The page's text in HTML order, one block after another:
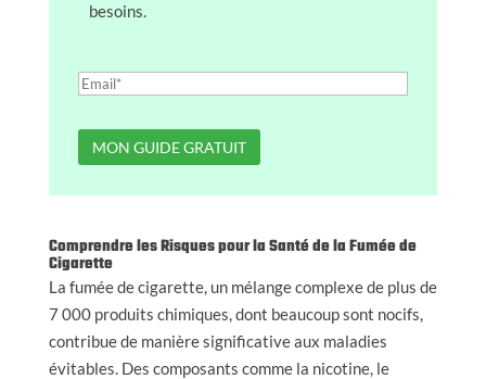
besoins.
Comprendre les Risques pour la Santé de la Fumée de
Cigarette
La fumée de cigarette, un mélange complexe de plus de
7 000 produits chimiques, dont beaucoup sont nocifs,
contribue de manière significative aux maladies
évitables. Des composants comme la nicotine, le